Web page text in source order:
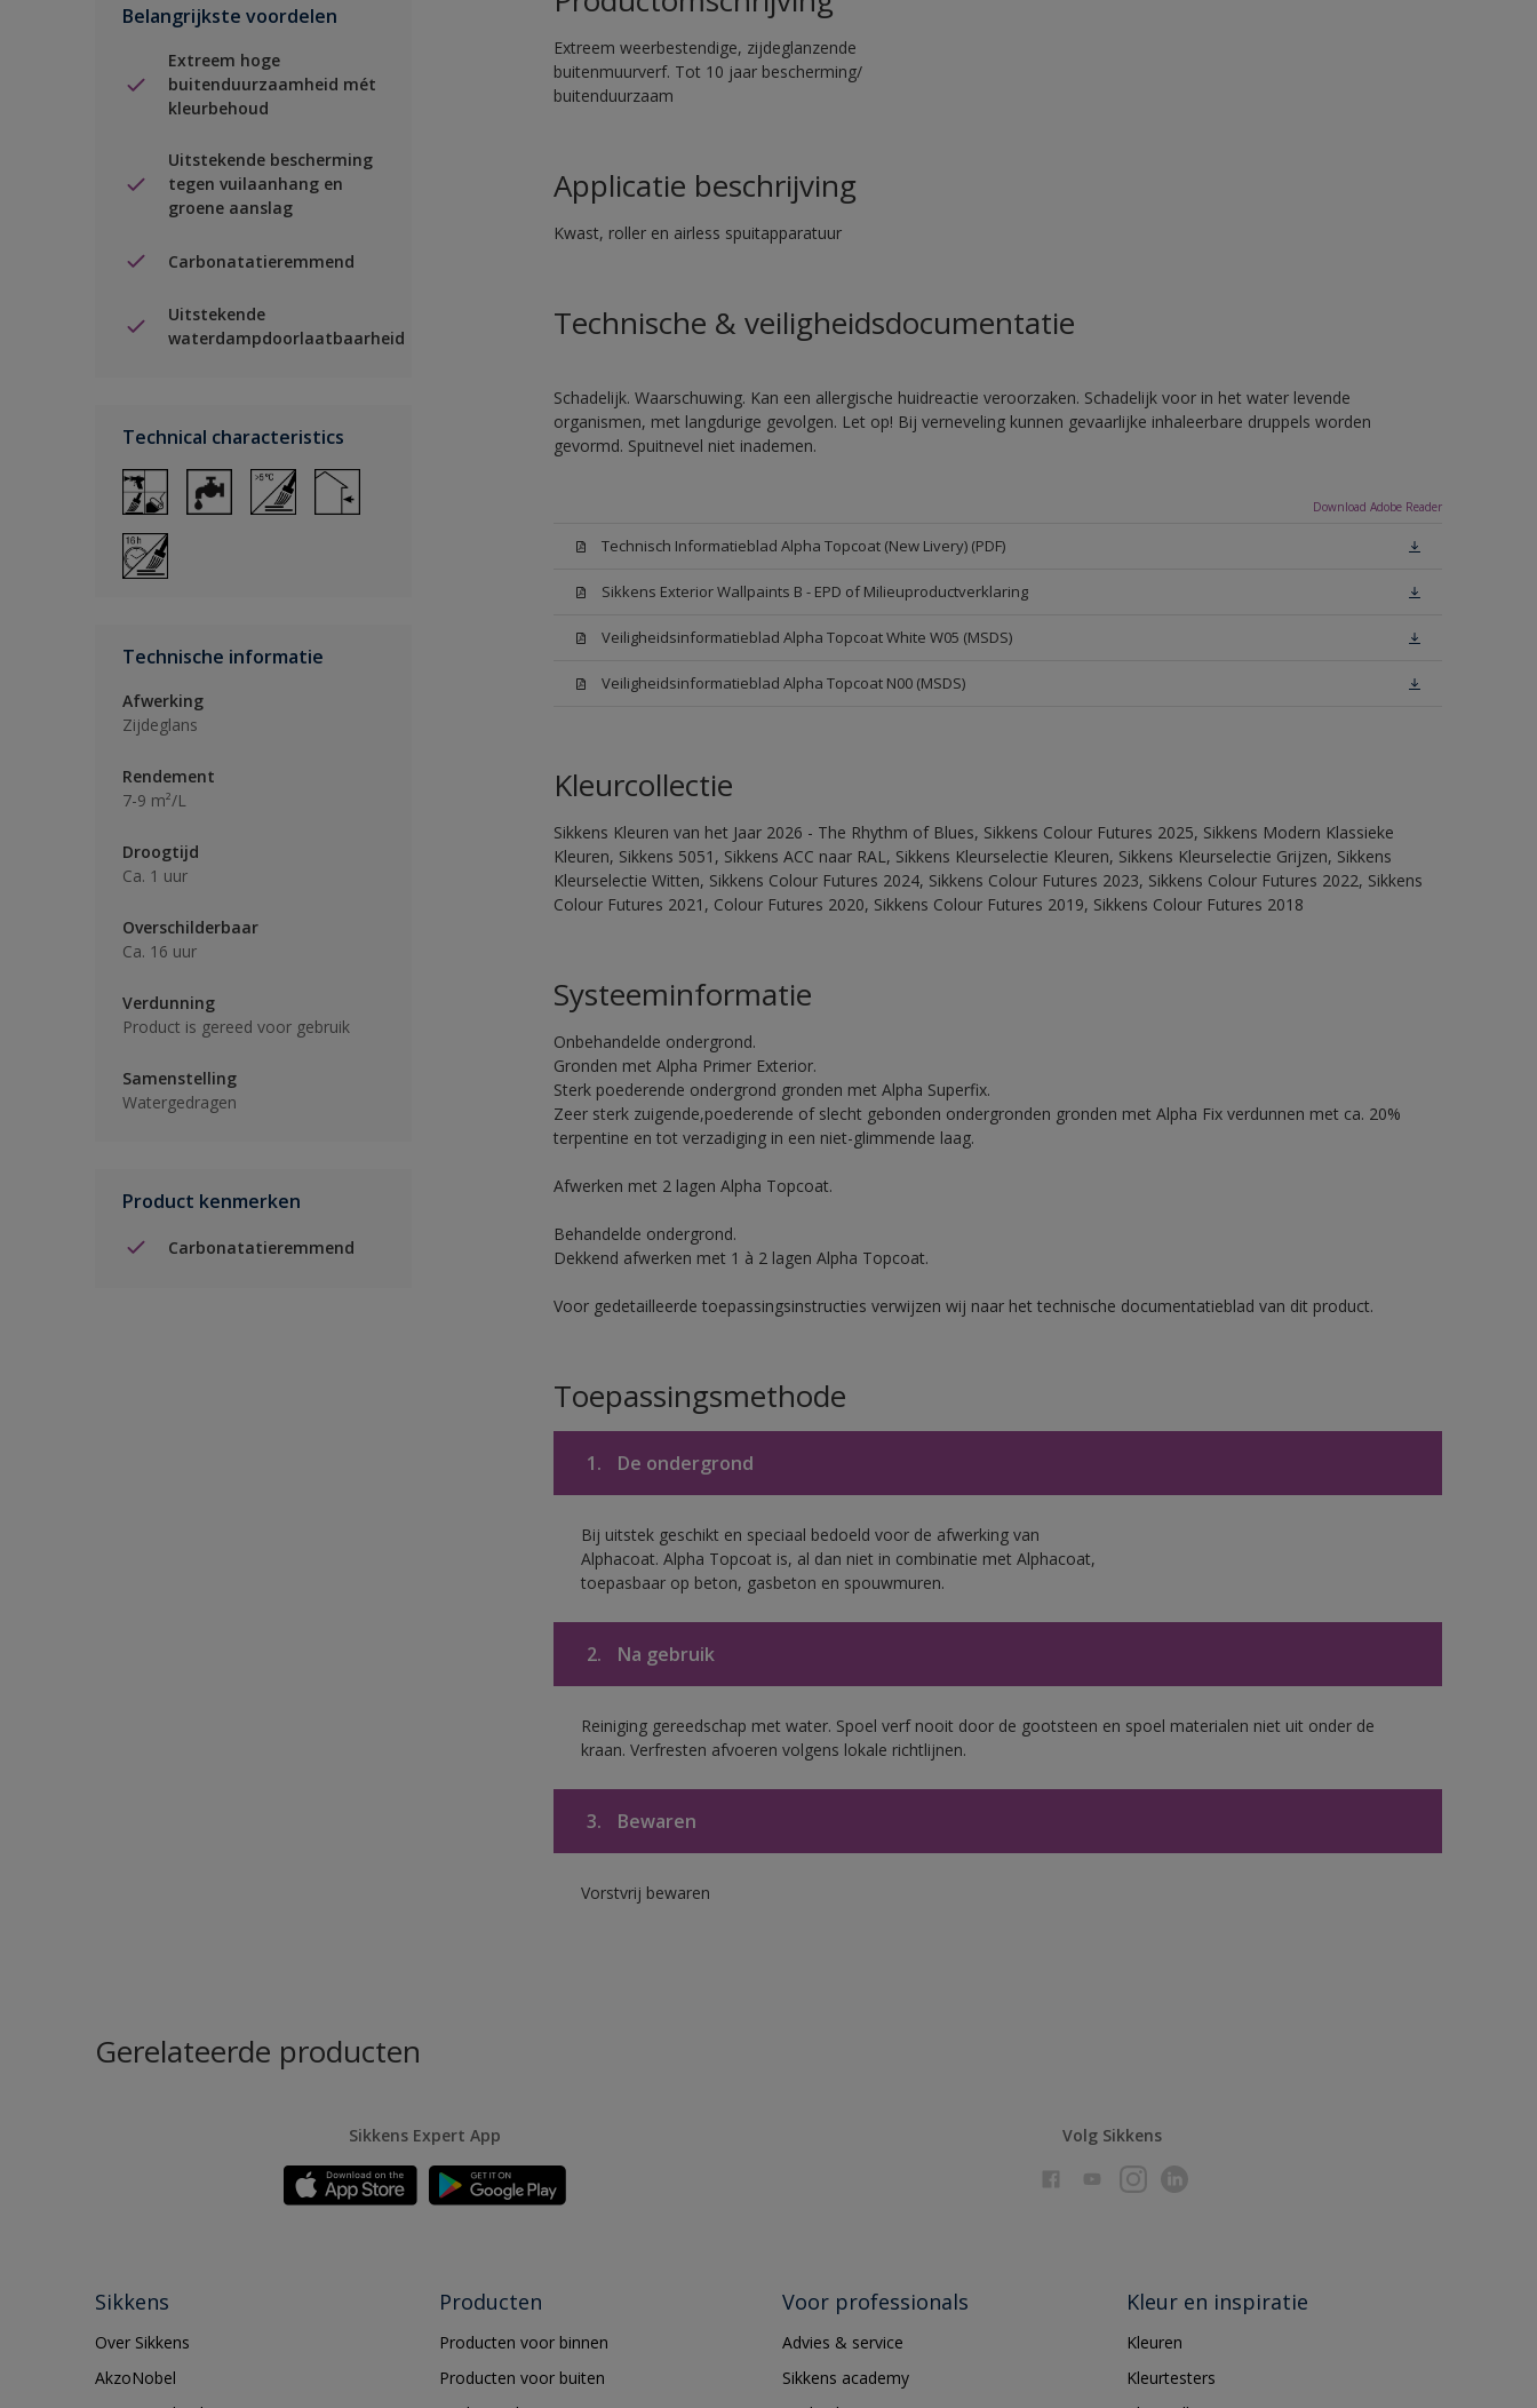
Belangrijkste voordelen
Extreem hoge
buitenduurzaamheid mét
kleurbehoud
Uitstekende bescherming
tegen vuilaanhang en
groene aanslag
Carbonatatieremmend
Uitstekende
waterdampdoorlaatbaarheid
Technical characteristics
Technische informatie
Afwerking
Zijdeglans
Rendement
7-9 m²/L
Droogtijd
Ca. 1 uur
Overschilderbaar
Ca. 16 uur
Verdunning
Product is gereed voor gebruik
Samenstelling
Watergedragen
Product kenmerken
Carbonatatieremmend
Extreem weerbestendige, zijdeglanzende
buitenmuurverf. Tot 10 jaar bescherming/
buitenduurzaam
Applicatie beschrijving
Kwast, roller en airless spuitapparatuur
Technische & veiligheidsdocumentatie
Schadelijk. Waarschuwing. Kan een allergische huidreactie veroorzaken. Schadelijk voor in het water levende
organismen, met langdurige gevolgen. Let op! Bij verneveling kunnen gevaarlijke inhaleerbare druppels worden
gevormd. Spuitnevel niet inademen.
Download Adobe Reader
Technisch Informatieblad Alpha Topcoat (New Livery) (PDF)
Sikkens Exterior Wallpaints B - EPD of Milieuproductverklaring
Veiligheidsinformatieblad Alpha Topcoat White W05 (MSDS)
Veiligheidsinformatieblad Alpha Topcoat N00 (MSDS)
Kleurcollectie
Sikkens Kleuren van het Jaar 2026 - The Rhythm of Blues, Sikkens Colour Futures 2025, Sikkens Modern Klassieke
Kleuren, Sikkens 5051, Sikkens ACC naar RAL, Sikkens Kleurselectie Kleuren, Sikkens Kleurselectie Grijzen, Sikkens
Kleurselectie Witten, Sikkens Colour Futures 2024, Sikkens Colour Futures 2023, Sikkens Colour Futures 2022, Sikkens
Colour Futures 2021, Colour Futures 2020, Sikkens Colour Futures 2019, Sikkens Colour Futures 2018
Systeeminformatie
Onbehandelde ondergrond.
Gronden met Alpha Primer Exterior.
Sterk poederende ondergrond gronden met Alpha Superfix.
Zeer sterk zuigende,poederende of slecht gebonden ondergronden gronden met Alpha Fix verdunnen met ca. 20%
terpentine en tot verzadiging in een niet-glimmende laag.
Afwerken met 2 lagen Alpha Topcoat.
Behandelde ondergrond.
Dekkend afwerken met 1 à 2 lagen Alpha Topcoat.
Voor gedetailleerde toepassingsinstructies verwijzen wij naar het technische documentatieblad van dit product.
Toepassingsmethode
1. De ondergrond
Bij uitstek geschikt en speciaal bedoeld voor de afwerking van
Alphacoat. Alpha Topcoat is, al dan niet in combinatie met Alphacoat,
toepasbaar op beton, gasbeton en spouwmuren.
2. Na gebruik
Reiniging gereedschap met water. Spoel verf nooit door de gootsteen en spoel materialen niet uit onder de
kraan. Verfresten afvoeren volgens lokale richtlijnen.
3. Bewaren
Vorstvrij bewaren
Gerelateerde producten
Sikkens Expert App Volg Sikkens
Sikkens
Over Sikkens
AkzoNobel
Producten
Producten voor binnen
Producten voor buiten
Voor professionals
Advies & service
Sikkens academy
Kleur en inspiratie
Kleuren
Kleurtesters